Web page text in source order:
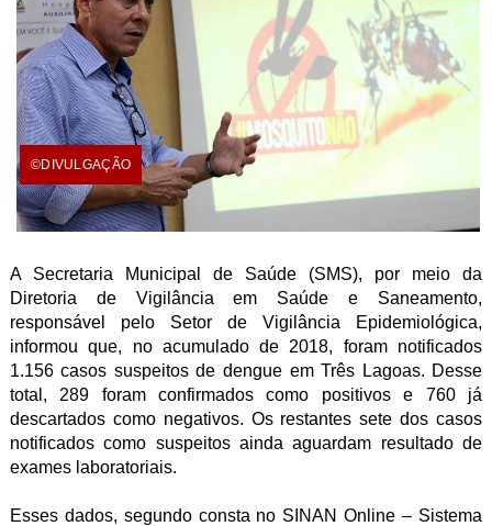
©DIVULGAÇÃO
A Secretaria Municipal de Saúde (SMS), por meio da
Diretoria de Vigilância em Saúde e Saneamento,
responsável pelo Setor de Vigilância Epidemiológica,
informou que, no acumulado de 2018, foram notificados
1.156 casos suspeitos de dengue em Três Lagoas. Desse
total, 289 foram confirmados como positivos e 760 já
descartados como negativos. Os restantes sete dos casos
notificados como suspeitos ainda aguardam resultado de
exames laboratoriais.
Esses dados, segundo consta no SINAN Online – Sistema